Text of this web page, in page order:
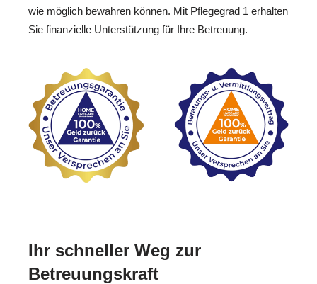
wie möglich bewahren können. Mit Pflegegrad 1 erhalten
Sie finanzielle Unterstützung für Ihre Betreuung.
Ihr schneller Weg zur
Betreuungskraft